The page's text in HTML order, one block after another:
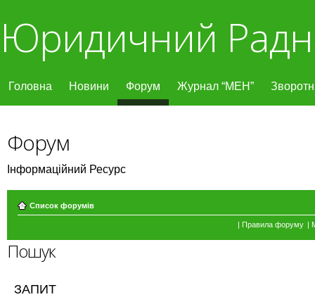
Юридичний
Головна Новини Форум Журнал “МЕН”
Форум
Інформаційний Ресурс
Список форумів
| Правила форуму |
Пошук
ЗАПИТ